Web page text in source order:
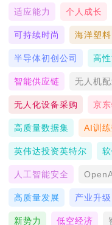
适应能力 个人成长
可持续时尚 海洋塑
半导体初创公司 高
智能供应链 无人机
无人化设备采购 京
高质量数据集 AI训
英伟达投资英特尔
人工智能安全
高质量发展 产业升级
新势力 低空经济